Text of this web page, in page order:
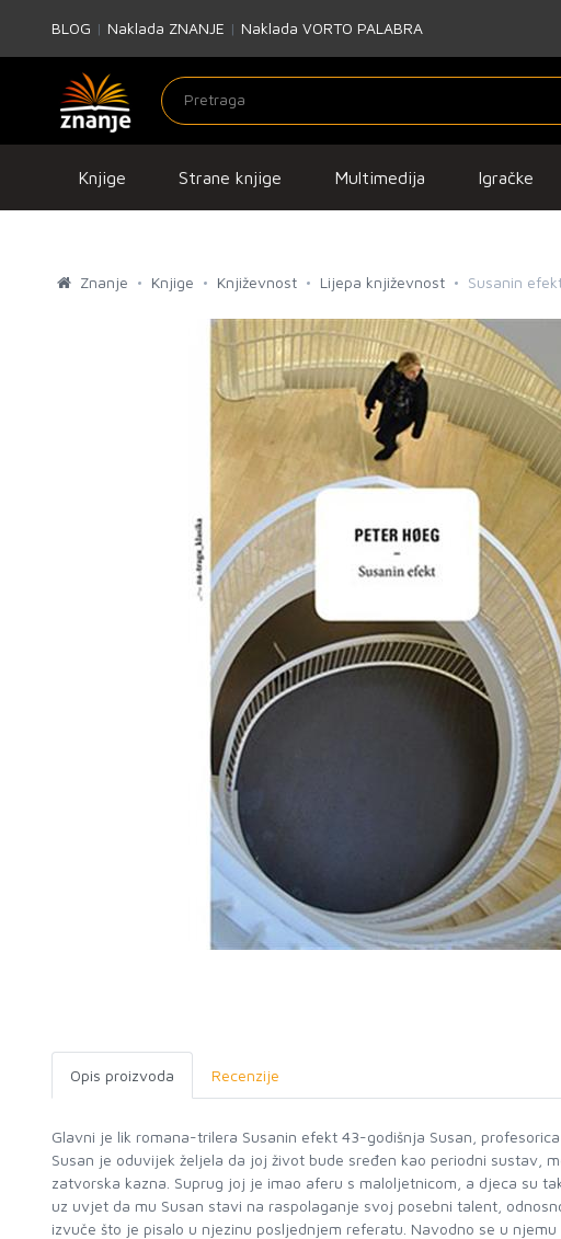
BLOG | Naklada ZNANJE | Naklada VORTO PALABRA
Knjige Strane knjige Multimedija Igračke
Znanje Knjige Književnost Lijepa književnost Susanin
Opis proizvoda Recenzije
Glavni je lik romana-trilera Susanin efekt 43-godišnja Susan,
Susan je oduvijek željela da joj život bude sređen kao periodni sustav,
zatvorska kazna. Suprug joj je imao aferu s maloljetnicom, a djeca su
uz uvjet da mu Susan stavi na raspolaganje svoj posebni talent,
izvuče što je pisalo u njezinu posljednjem referatu. Navodno se u